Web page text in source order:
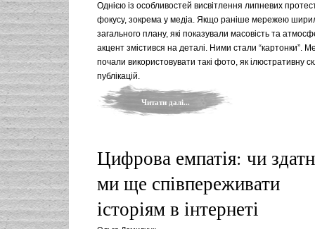
Однією із особливостей висвітлення липневих
фокусу, зокрема у медіа. Якщо раніше мережею
загального плану, які показували масовість та
акцент змістився на деталі. Ними стали “картонки”.
почали використовувати такі фото, як ілюстративну
публікацій.
Читати далі...
Цифрова емпатія: чи
ми ще співпереживати
історіям в інтернеті